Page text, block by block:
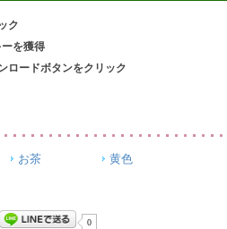
ク
を獲得
ロードボタンをクリック
お茶
黄色
0